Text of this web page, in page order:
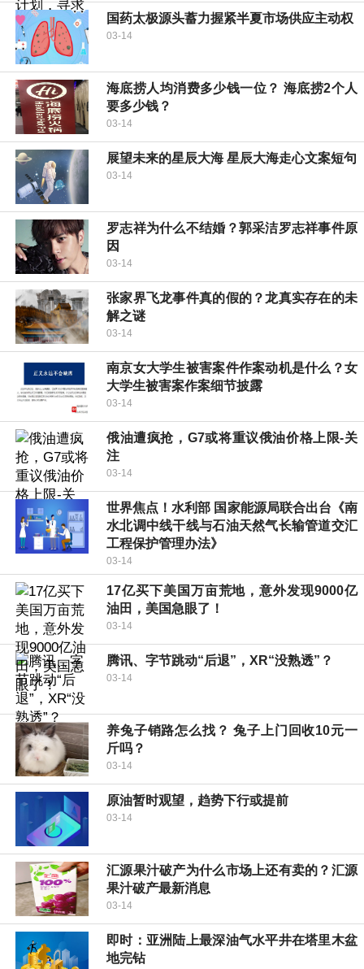
国药太极源头蓄力握紧半夏市场供应主动权
03-14
海底捞人均消费多少钱一位？ 海底捞2个人
要多少钱？
03-14
展望未来的星辰大海 星辰大海走心文案短句
03-14
罗志祥为什么不结婚？郭采洁罗志祥事件原
因
03-14
张家界飞龙事件真的假的？龙真实存在的未
解之谜
03-14
南京女大学生被害案件作案动机是什么？女
大学生被害案作案细节披露
03-14
俄油遭疯抢，G7或将重议俄油价格上限-关
注
03-14
世界焦点！水利部 国家能源局联合出台《南
水北调中线干线与石油天然气长输管道交汇
工程保护管理办法》
03-14
17亿买下美国万亩荒地，意外发现9000亿
油田，美国急眼了！
03-14
腾讯、字节跳动“后退”，XR“没熟透”？
03-14
养兔子销路怎么找？ 兔子上门回收10元一
斤吗？
03-14
原油暂时观望，趋势下行或提前
03-14
汇源果汁破产为什么市场上还有卖的？汇源
果汁破产最新消息
03-14
即时：亚洲陆上最深油气水平井在塔里木盆
地完钻